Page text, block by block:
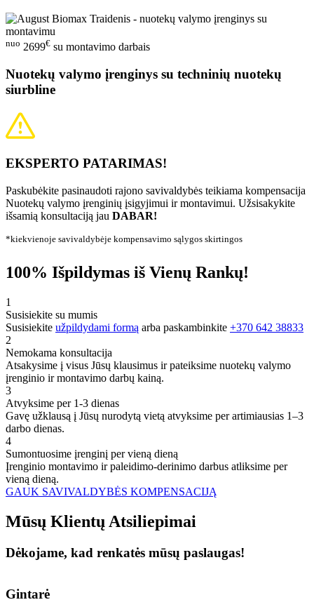
nuo 2699€ su montavimo darbais
Nuotekų valymo įrenginys su techninių nuotekų
siurbline
EKSPERTO PATARIMAS!
Paskubėkite pasinaudoti rajono savivaldybės teikiama kompensacija
Nuotekų valymo įrenginių įsigyjimui ir montavimui. Užsisakykite
išsamią konsultaciją jau DABAR!
*kiekvienoje savivaldybėje kompensavimo sąlygos skirtingos
100% Išpildymas iš Vienų Rankų!
1
Susisiekite su mumis
Susisiekite užpildydami formą arba paskambinkite +370 642 38833
2
Nemokama konsultacija
Atsakysime į visus Jūsų klausimus ir pateiksime nuotekų valymo
įrenginio ir montavimo darbų kainą.
3
Atvyksime per 1-3 dienas
Gavę užklausą į Jūsų nurodytą vietą atvyksime per artimiausias 1–3
darbo dienas.
4
Sumontuosime įrenginį per vieną dieną
Įrenginio montavimo ir paleidimo-derinimo darbus atliksime per
vieną dieną.
GAUK SAVIVALDYBĖS KOMPENSACIJĄ
Mūsų Klientų Atsiliepimai
Dėkojame, kad renkatės mūsų paslaugas!
Gintarė